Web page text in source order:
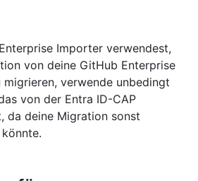
Importer verwendest,
von deine GitHub Enterprise
migrieren, verwende unbedingt
von der Entra ID-CAP
da deine Migration sonst